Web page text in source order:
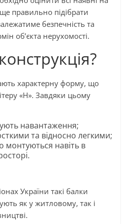
правильно підібрати
безпечність та
об’єкта нерухомості.
характерну форму, що
«H». Завдяки цьому
навантаження;
та відносно легкими;
монтуються навіть в
України такі балки
як у житловому, так і